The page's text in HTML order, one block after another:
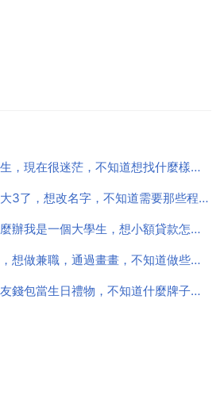
我是一名剛畢業的大學生，現在很迷茫，不知道想找什麼樣的工作
我是在校大學生，今年大3了，想改名字，不知道需要那些程式呢
我是大學生想蓄貸款怎麼辦我是一個大學生，想小額貸款怎麼辦
我是大學生，我會畫畫，想做兼職，通過畫畫，不知道做些什麼，可以再不耽誤學習的情況下，通過美術掙
我是大學生，想送男朋友錢包當生日禮物，不知道什麼牌子的好